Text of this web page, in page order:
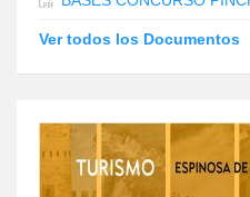
Ver todos los Documentos